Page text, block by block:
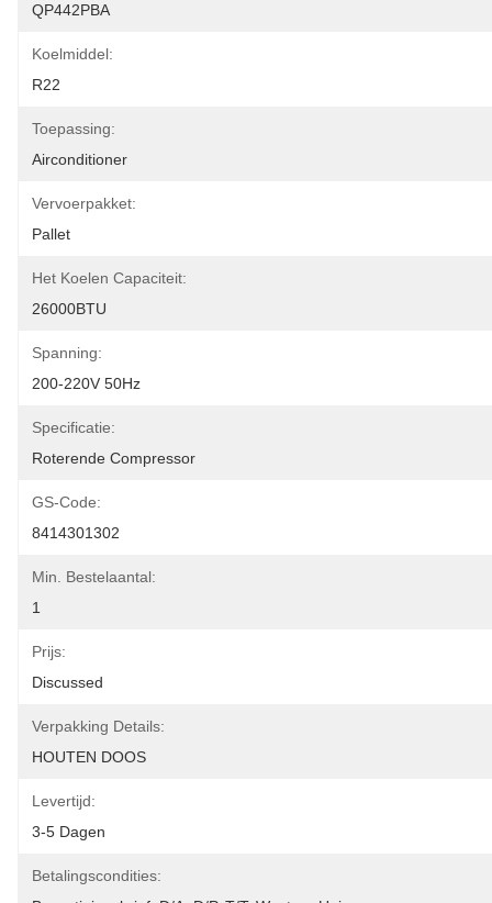
QP442PBA
Koelmiddel:
R22
Toepassing:
Airconditioner
Vervoerpakket:
Pallet
Het Koelen Capaciteit:
26000BTU
Spanning:
200-220V 50Hz
Specificatie:
Roterende Compressor
GS-Code:
8414301302
Min. Bestelaantal:
1
Prijs:
Discussed
Verpakking Details:
HOUTEN DOOS
Levertijd:
3-5 Dagen
Betalingscondities: